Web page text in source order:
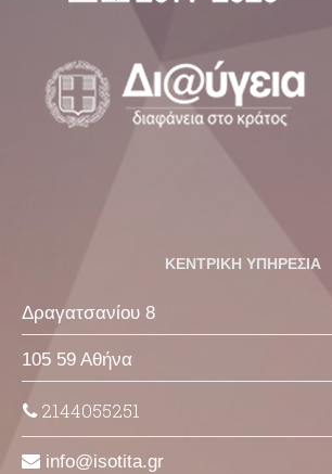
ΚΕΝΤΡΙΚΗ ΥΠΗΡΕΣΙΑ
Δραγατσανίου 8
105 59 Αθήνα
2144055251
info isotita gr